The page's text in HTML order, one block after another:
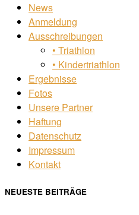
News
Anmeldung
Ausschreibungen
• Triathlon
• Kindertriathlon
Ergebnisse
Fotos
Unsere Partner
Haftung
Datenschutz
Impressum
Kontakt
NEUESTE BEITRÄGE